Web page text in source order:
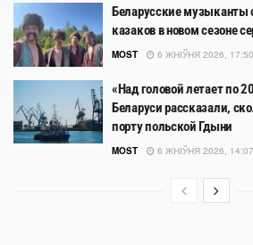
Беларусские музыканты
казаков в новом сезоне
MOST 6 ЖНІЎНЯ 2026, 17:50
«Над головой летает по
Беларуси рассказали,
порту польской Гдыни
MOST 6 ЖНІЎНЯ 2026, 14:07